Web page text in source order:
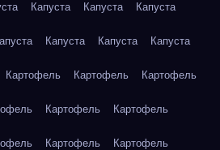
Капуста Капуста Капуста
Капуста Капуста Капуста
Картофель Картофель Картофель
Картофель Картофель
Картофель Картофель